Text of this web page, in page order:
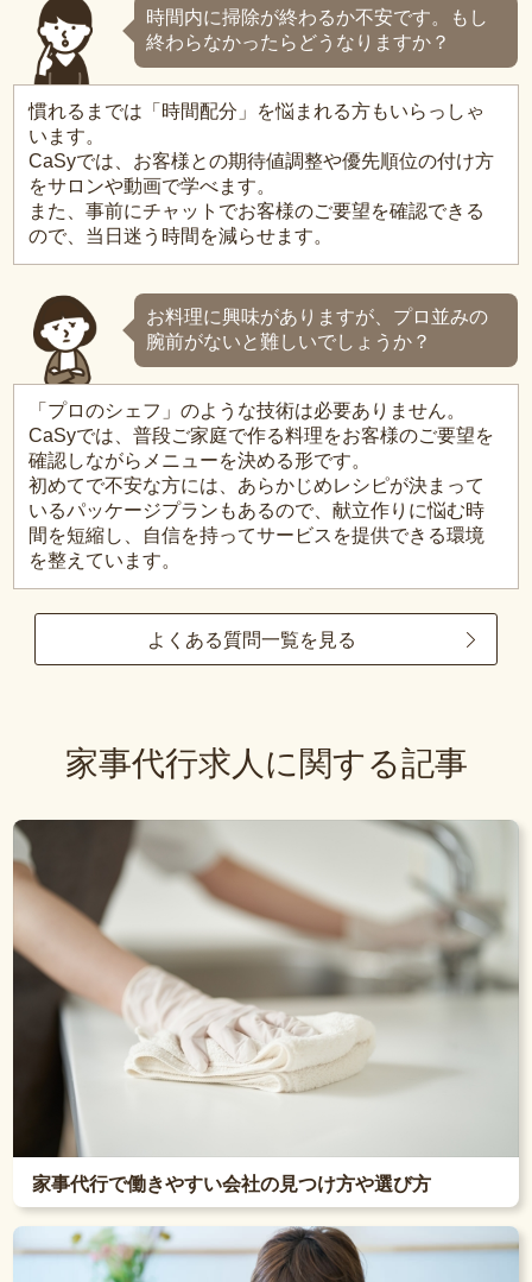
時間内に掃除が終わるか不安です。もし
終わらなかったらどうなりますか？
慣れるまでは「時間配分」を悩まれる方もいらっしゃ
います。
CaSyでは、お客様との期待値調整や優先順位の付け方
をサロンや動画で学べます。
また、事前にチャットでお客様のご要望を確認できる
ので、当日迷う時間を減らせます。
お料理に興味がありますが、プロ並みの
腕前がないと難しいでしょうか？
「プロのシェフ」のような技術は必要ありません。
CaSyでは、普段ご家庭で作る料理をお客様のご要望を
確認しながらメニューを決める形です。
初めてで不安な方には、あらかじめレシピが決まって
いるパッケージプランもあるので、献立作りに悩む時
間を短縮し、自信を持ってサービスを提供できる環境
を整えています。
よくある質問一覧を見る
家事代行求人に関する記事
家事代行で働きやすい会社の見つけ方や選び方